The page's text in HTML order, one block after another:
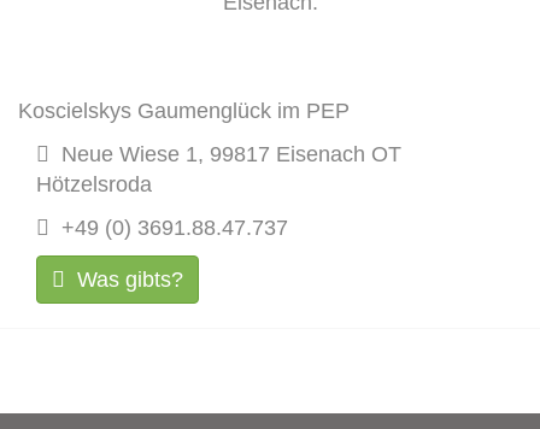
Koscielskys Gaumenglück im PEP
Neue Wiese 1, 99817 Eisenach OT
Hötzelsroda
+49 (0) 3691.88.47.737
Was gibts?